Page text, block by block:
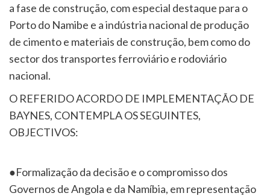
a fase de construção, com especial destaque para o
Porto do Namibe e a indústria nacional de produção
de cimento e materiais de construção, bem como do
sector dos transportes ferroviário e rodoviário
nacional.
O REFERIDO ACORDO DE IMPLEMENTAÇÃO DE
BAYNES, CONTEMPLA OS SEGUINTES,
OBJECTIVOS:
●Formalização da decisão e o compromisso dos
Governos de Angola e da Namíbia, em representação